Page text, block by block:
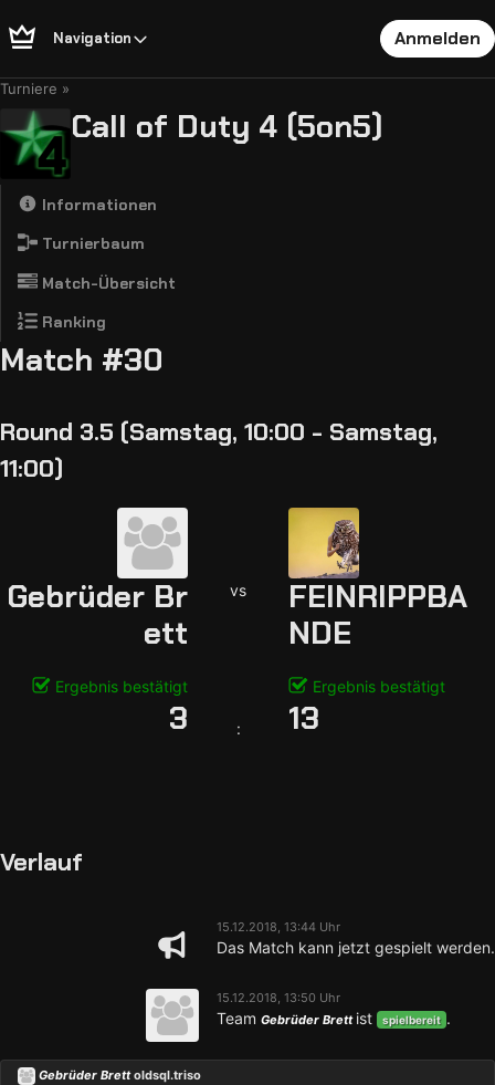
Navigation Anmelden
Turniere
Call of Duty 4 (5on5)
Informationen
Turnierbaum
Match-Übersicht
Ranking
Match #30
Round 3.5 (Samstag, 10:00 - Samstag,
11:00)
Gebrüder Br
ett
vs
FEINRIPPBA
NDE
Ergebnis bestätigt Ergebnis bestätigt
3 : 13
Verlauf
15.12.2018, 13:44 Uhr
Das Match kann jetzt gespielt werden.
15.12.2018, 13:50 Uhr
Team Gebrüder Brett ist spielbereit .
Gebrüder Brettoldsql.triso